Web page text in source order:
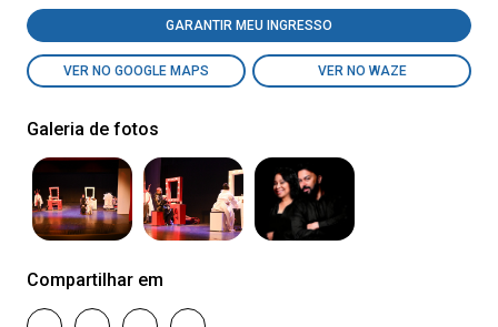
GARANTIR MEU INGRESSO
VER NO GOOGLE MAPS VER NO WAZE
Galeria de fotos
Compartilhar em